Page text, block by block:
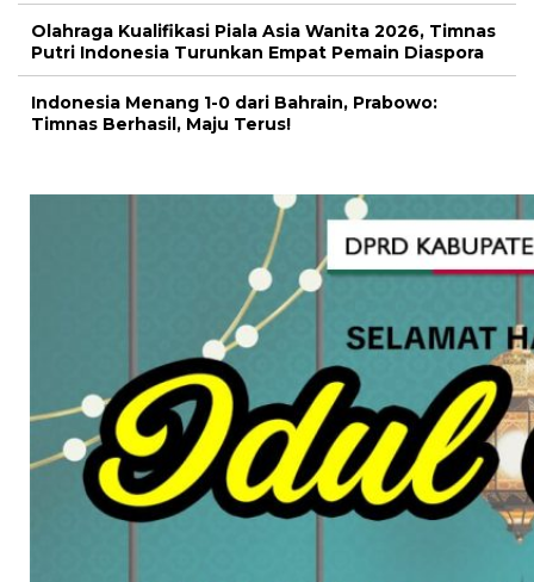
Olahraga Kualifikasi Piala Asia Wanita 2026, Timnas
Putri Indonesia Turunkan Empat Pemain Diaspora
Indonesia Menang 1-0 dari Bahrain, Prabowo:
Timnas Berhasil, Maju Terus!